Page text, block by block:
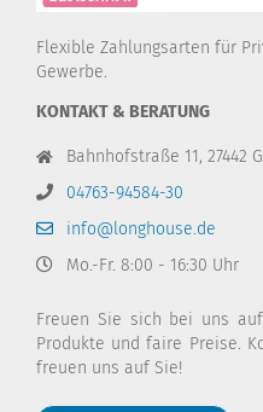
Flexible Zahlungsarten für
Gewerbe.
KONTAKT & BERATUNG
Bahnhofstraße 11, 27442
04763-94584-30
info@longhouse.de
Mo.-Fr. 8:00 - 16:30 Uhr
Freuen Sie sich bei uns
Produkte und faire Preise.
freuen uns auf Sie!